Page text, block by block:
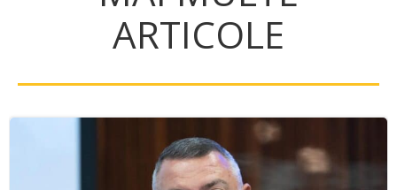
ARTICOLE